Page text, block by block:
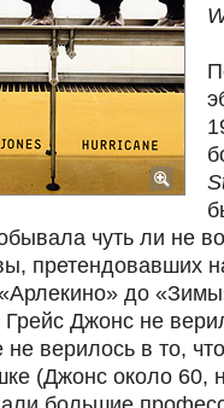
чуть ли не
претендовавших
до
Грейс Джонс не
не верилось в то,
(Джонс около 60,